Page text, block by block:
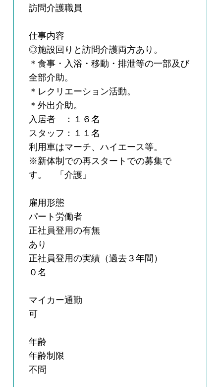
訪問介護職員
仕事内容
◎施設回りと訪問介護両方あり。
＊食事・入浴・移動・排泄等の一部及び
全部介助。
＊レクリエーション活動。
＊外出介助。
入居者 ：１６名
スタッフ：１１名
利用車はマーチ、ハイエース等。
※新体制での再スタートでの募集で
す。 「介護」
雇用形態
パート労働者
正社員登用の有無
あり
正社員登用の実績（過去３年間）
０名
マイカー通勤
可
年齢
年齢制限
不問